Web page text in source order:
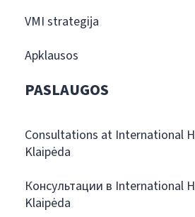
VMI strategija
Apklausos
PASLAUGOS
Consultations at International
Klaipėda
Консультации в International
Klaipėda